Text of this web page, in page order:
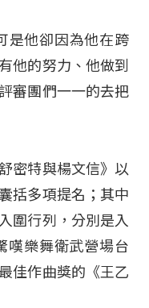
是他卻因為他在跨
他的努力、他做到
審團們一一的去把
密特與楊文信》以
括多項提名；其中
圍行列，分別是入
嘆樂舞衛武營場台
佳作曲獎的《王乙